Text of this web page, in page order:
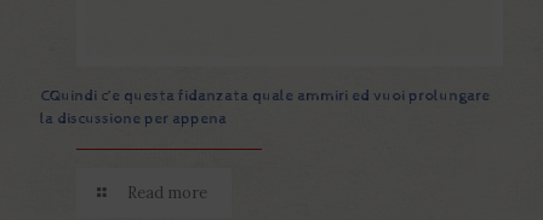
CQuindi c’e questa fidanzata quale ammiri ed vuoi prolungare
la discussione per appena
Read more